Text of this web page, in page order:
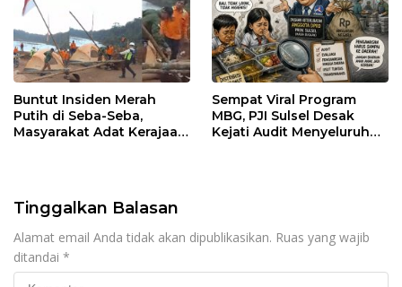
Buntut Insiden Merah
Putih di Seba-Seba,
Masyarakat Adat Kerajaan
Sempat Viral Program
MBG, PJI Sulsel Desak
Kejati Audit Menyeluruh
Tinggalkan Balasan
Alamat email Anda tidak akan dipublikasikan. Ruas yang wajib
ditandai *